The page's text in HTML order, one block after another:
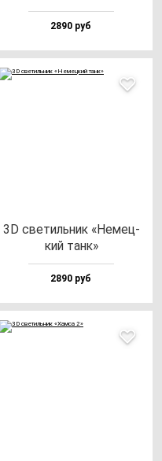
2890 руб
3D све­тиль­ник «Немец­
кий танк»
2890 руб